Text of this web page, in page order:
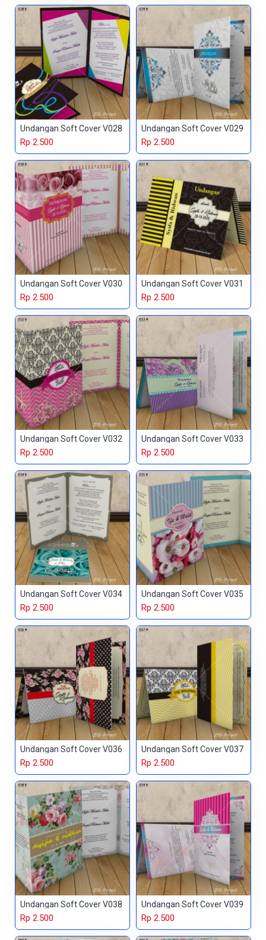
Undangan Soft Cover V028
Rp 2.500
Undangan Soft Cover V029
Rp 2.500
Undangan Soft Cover V030
Rp 2.500
Undangan Soft Cover V031
Rp 2.500
Undangan Soft Cover V032
Rp 2.500
Undangan Soft Cover V033
Rp 2.500
Undangan Soft Cover V034
Rp 2.500
Undangan Soft Cover V035
Rp 2.500
Undangan Soft Cover V036
Rp 2.500
Undangan Soft Cover V037
Rp 2.500
Undangan Soft Cover V038
Rp 2.500
Undangan Soft Cover V039
Rp 2.500